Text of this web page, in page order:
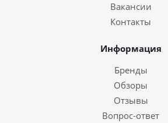
Вакансии
Контакты
Информация
Бренды
Обзоры
Отзывы
Вопрос-ответ